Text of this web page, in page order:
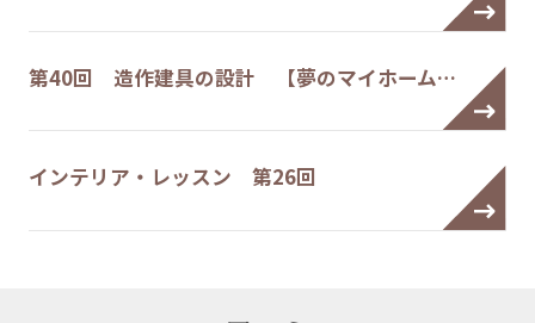
第40回 造作建具の設計 【夢のマイホーム…
インテリア・レッスン 第26回